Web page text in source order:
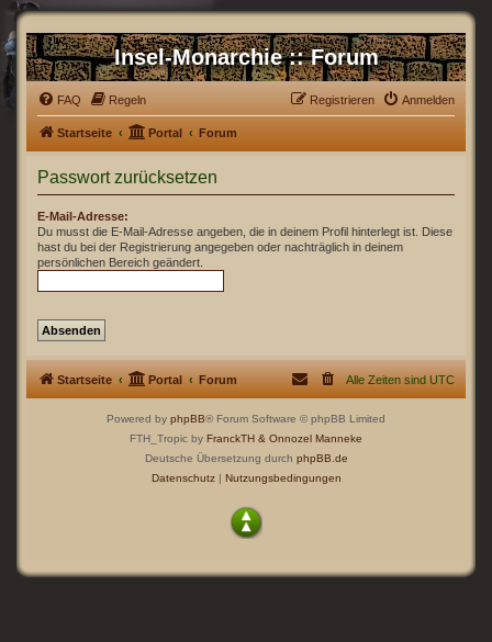
Insel-Monarchie :: Forum
FAQ Regeln Anmelden
Registrieren
Startseite Portal Forum
Passwort zurücksetzen
E-Mail-Adresse:
Du musst die E-Mail-Adresse angeben, die in deinem Profil hinterlegt ist. Diese
hast du bei der Registrierung angegeben oder nachträglich in deinem
persönlichen Bereich geändert.
Startseite Portal Forum Alle Zeiten sind UTC
Powered by phpBB® Forum Software © phpBB Limited
FTH_Tropic by FranckTH & Onnozel Manneke
Deutsche Übersetzung durch phpBB.de
Datenschutz| Nutzungsbedingungen